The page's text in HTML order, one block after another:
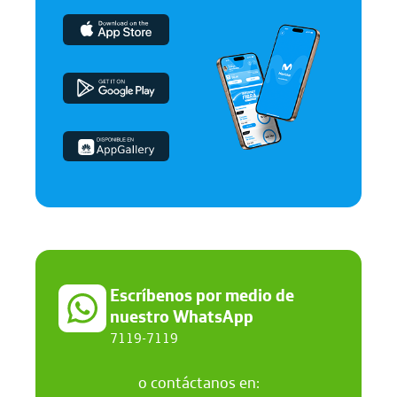
Escríbenos por medio de
nuestro WhatsApp
7119-7119
o contáctanos en: